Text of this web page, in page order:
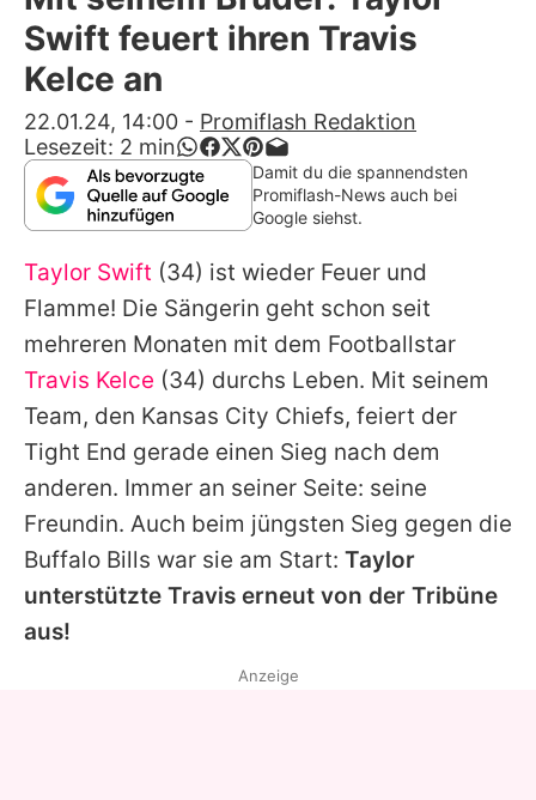
Alle Themen auf Promiflash
App runterladen
Team
Redaktionelle Richtlinien
Impressum
Datenschutzerklärung
Nutzungsbedingungen
Utiq verwalten
Swift feuert ihren Travis
Kelce an
22.01.24, 14:00 - Promiflash Redaktion
Lesezeit: 2 min
Damit du die spannendsten
Promiflash-News auch bei
Google siehst.
Taylor Swift (34) ist wieder Feuer und
Flamme! Die Sängerin geht schon seit
mehreren Monaten mit dem Footballstar
Travis Kelce (34) durchs Leben. Mit seinem
Team, den Kansas City Chiefs, feiert der
Tight End gerade einen Sieg nach dem
anderen. Immer an seiner Seite: seine
Freundin. Auch beim jüngsten Sieg gegen die
Buffalo Bills war sie am Start: Taylor
unterstützte Travis erneut von der Tribüne
aus!
Anzeige